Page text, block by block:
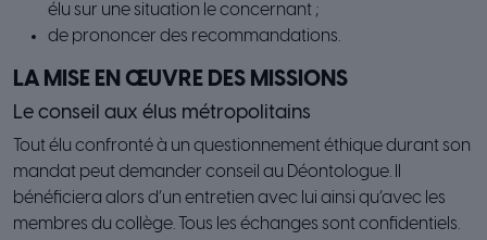
élu sur une situation le concernant ;
de prononcer des recommandations.
LA MISE EN ŒUVRE DES MISSIONS
Le conseil aux élus métropolitains
Tout élu confronté à un questionnement éthique durant son
mandat peut demander conseil au Déontologue. Il
bénéficiera alors d’un entretien avec lui ainsi qu’avec les
membres du collège. Tous les échanges sont confidentiels.